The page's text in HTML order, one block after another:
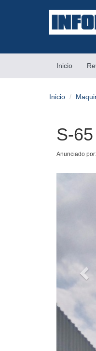
Inicio
Inicio
S-65
Anunciado por: